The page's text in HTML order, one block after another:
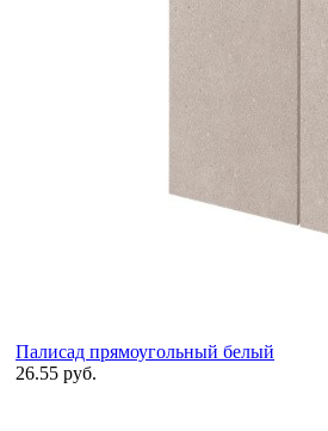
Палисад прямоугольный белый
26.55 руб.